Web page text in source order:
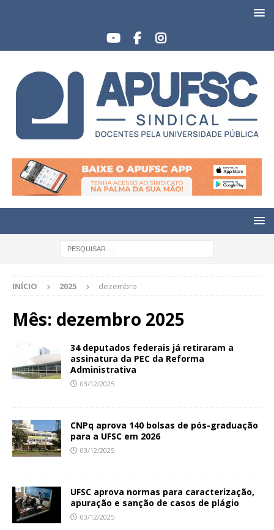
INÍCIO 2025 dezembro
Mês: dezembro 2025
34 deputados federais já retiraram a
assinatura da PEC da Reforma
Administrativa
03/12/2025
CNPq aprova 140 bolsas de pós-graduação
para a UFSC em 2026
03/12/2025
UFSC aprova normas para caracterização,
apuração e sanção de casos de plágio
03/12/2025